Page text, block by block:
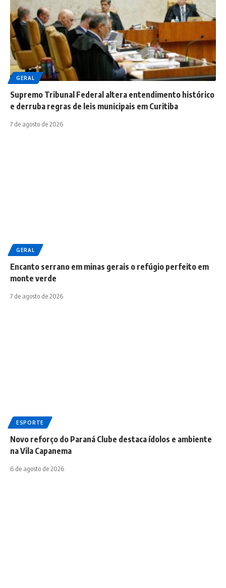
GERAL
Supremo Tribunal Federal altera entendimento histórico
e derruba regras de leis municipais em Curitiba
7 de agosto de 2026
GERAL
Encanto serrano em minas gerais o refúgio perfeito em
monte verde
7 de agosto de 2026
ESPORTE
Novo reforço do Paraná Clube destaca ídolos e ambiente
na Vila Capanema
6 de agosto de 2026